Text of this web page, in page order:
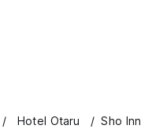
Hotel Otaru Sho Inn